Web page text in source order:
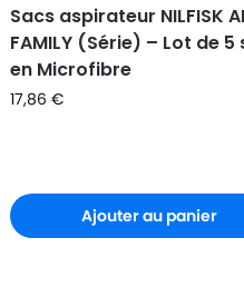
Sacs aspirateur NILFISK
FAMILY (Série) – Lot de 5
en Microfibre
17,86€
Ajouter au panier